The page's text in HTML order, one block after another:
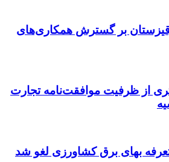
بر گسترش همکاری‌های
از ظرفیت موافقت‌نامه تجارت
تعرفه بهای برق کشاورزی لغو شد